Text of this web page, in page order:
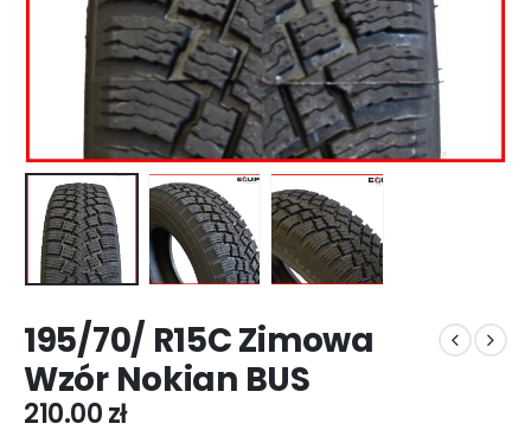
195/70/ R15C Zimowa
Wzór Nokian BUS
210.00zł